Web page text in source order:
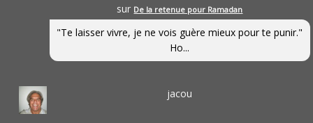
sur De la retenue pour Ramadan
"Te laisser vivre, je ne vois guère mieux pour te punir."
Ho...
jacou